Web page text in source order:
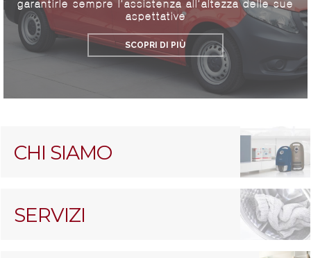
garantirle sempre l’assistenza all’altezza delle sue
aspettative
SCOPRI DI PIÙ
CHI SIAMO
SERVIZI